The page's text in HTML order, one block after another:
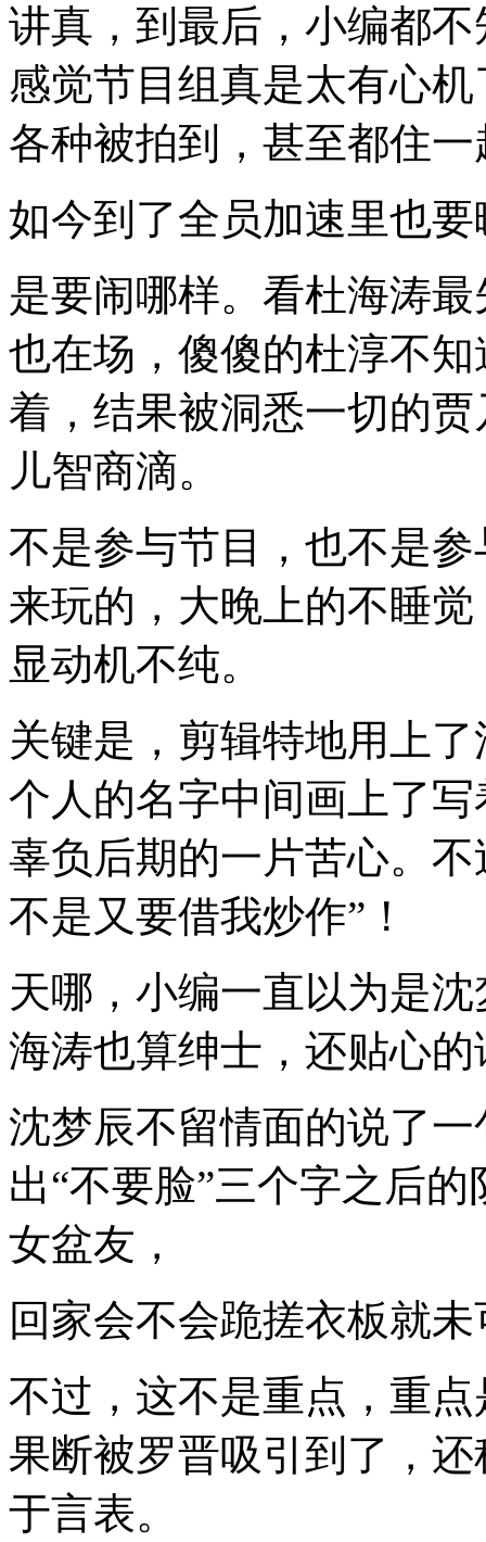
讲真，到最后，小编都
感觉节目组真是太有心
各种被拍到，甚至都住
如今到了全员加速里也
是要闹哪样。看杜海涛
也在场，傻傻的杜淳不
着，结果被洞悉一切的
儿智商滴。
不是参与节目，也不是
来玩的，大晚上的不睡
显动机不纯。
关键是，剪辑特地用上
个人的名字中间画上了写
辜负后期的一片苦心。
不是又要借我炒作”！
天哪，小编一直以为是
海涛也算绅士，还贴心
沈梦辰不留情面的说了
出“不要脸”三个字之后
女盆友，
回家会不会跪搓衣板就
不过，这不是重点，重
果断被罗晋吸引到了，
于言表。